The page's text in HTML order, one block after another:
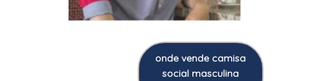
onde vende camisa
social masculina